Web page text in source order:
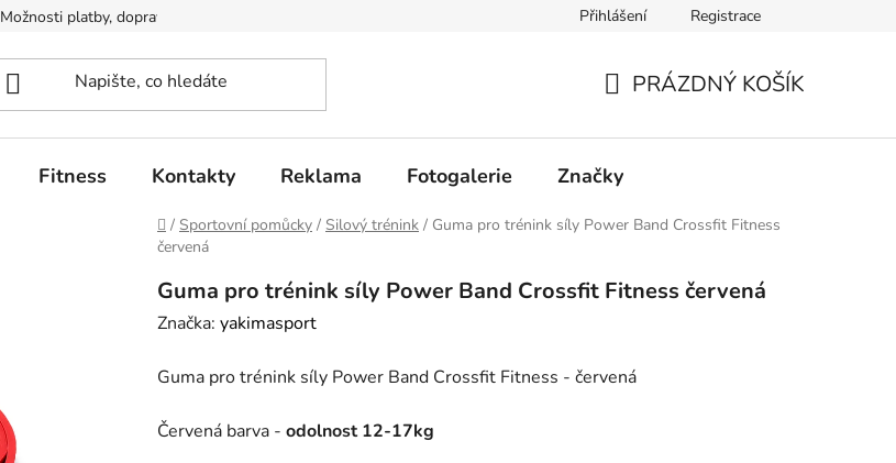
Možnosti platby, dopravy Přihlášení Registrace
KOŠÍK
PRÁZDNÝ KOŠÍK
Fitness Kontakty Reklama Fotogalerie Značky
Domů
/ Sportovní pomůcky / Silový trénink / Guma pro trénink síly Power Band Crossfit Fitness
červená
Guma pro trénink síly Power Band Crossfit Fitness červená
Značka: yakimasport
Guma pro trénink síly Power Band Crossfit Fitness - červená
Červená barva - odolnost 12-17kg